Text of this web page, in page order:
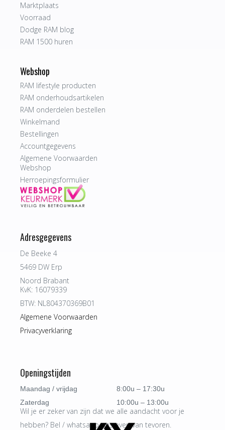
Marktplaats
Voorraad
Dodge RAM blog
RAM 1500 huren
Webshop
RAM lifestyle producten
RAM onderhoudsartikelen
RAM onderdelen bestellen
Winkelmand
Bestellingen
Accountgegevens
Algemene Voorwaarden
Webshop
Herroepingsformulier
Adresgegevens
De Beeke 4
5469 DW Erp
Noord Brabant
KvK: 16079339
BTW: NL804370369B01
Algemene Voorwaarden
Privacyverklaring
Openingstijden
Maandag / vrijdag
8:00u – 17:30u
Zaterdag
10:00u – 13:00u
Wil je er zeker van zijn dat we alle aandacht voor je
hebben? Bel / whatsapp ons even van tevoren.